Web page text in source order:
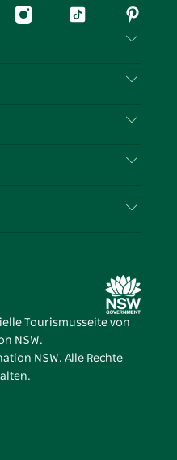
InstagramTikTok
Tourismusseite von
NSW.
NSW. Alle Rechte